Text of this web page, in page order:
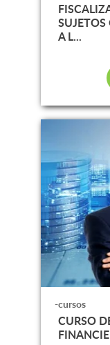
A L...
-cursos
CURSO